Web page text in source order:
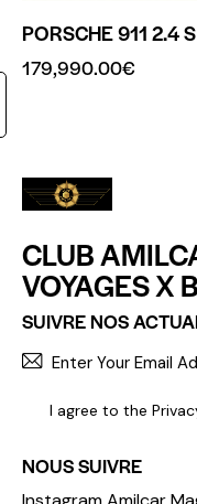
PORSCHE 911 2.4 S
179,990.00€
CLUB
VOYAGES X
SUIVRE NOS
I agree to the
NOUS SUIVRE